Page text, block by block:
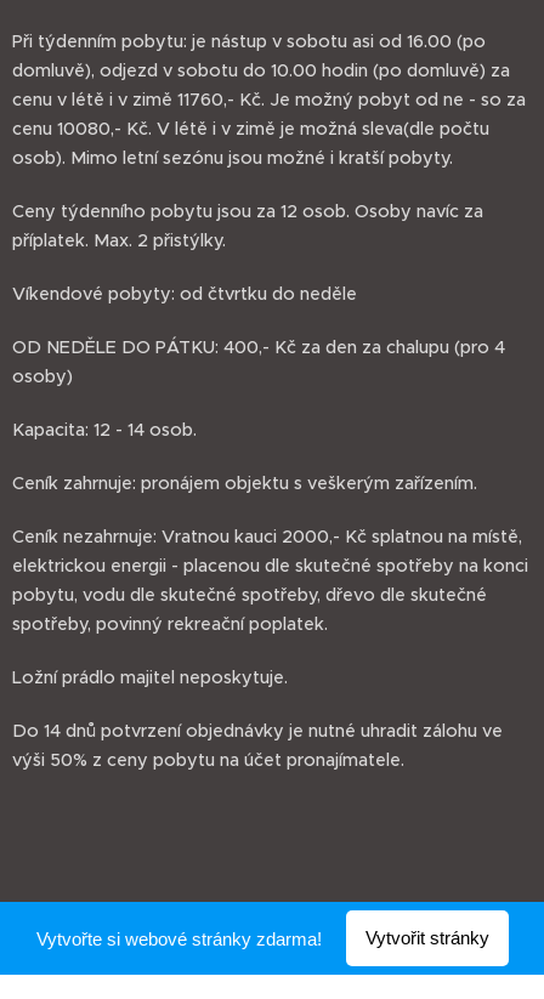
Při týdenním pobytu: je nástup v sobotu asi od 16.00 (po
domluvě), odjezd v sobotu do 10.00 hodin (po domluvě) za
cenu v létě i v zimě 11760,- Kč. Je možný pobyt od ne - so za
cenu 10080,- Kč. V létě i v zimě je možná sleva(dle počtu
osob). Mimo letní sezónu jsou možné i kratší pobyty.
Ceny týdenního pobytu jsou za 12 osob. Osoby navíc za
příplatek. Max. 2 přistýlky.
Víkendové pobyty: od čtvrtku do neděle
OD NEDĚLE DO PÁTKU: 400,- Kč za den za chalupu (pro 4
osoby)
Kapacita: 12 - 14 osob.
Ceník zahrnuje: pronájem objektu s veškerým zařízením.
Ceník nezahrnuje: Vratnou kauci 2000,- Kč splatnou na místě,
elektrickou energii - placenou dle skutečné spotřeby na konci
pobytu, vodu dle skutečné spotřeby, dřevo dle skutečné
spotřeby, povinný rekreační poplatek.
Ložní prádlo majitel neposkytuje.
Do 14 dnů potvrzení objednávky je nutné uhradit zálohu ve
výši 50% z ceny pobytu na účet pronajímatele.
Vytvořeno službouWebnode
Vytvořte si webové stránky zdarma! Vytvořit stránky